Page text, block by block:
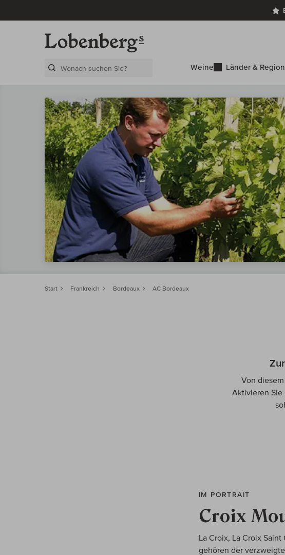
Weine Länder &
Start Frankreich Bordeaux AC Bordeaux
Von
Aktivieren Sie
IM PORTRAIT
Croix
La Croix, La Croix
gehören der